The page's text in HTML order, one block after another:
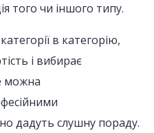
того чи іншого типу.
в категорію,
і вибирає
можна
дадуть слушну пораду.